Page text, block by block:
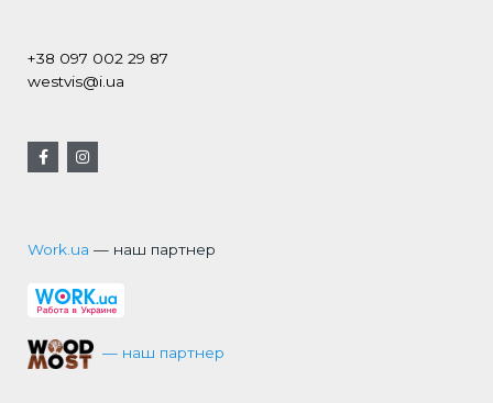
+38 097 002 29 87
westvis@i.ua
Work.ua — наш партнер
— наш партнер